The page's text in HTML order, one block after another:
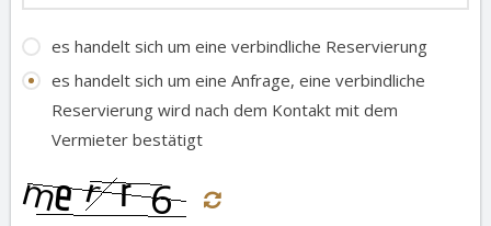
es handelt sich um eine verbindliche Reservierung
es handelt sich um eine Anfrage, eine verbindliche
Reservierung wird nach dem Kontakt mit dem
Vermieter bestätigt